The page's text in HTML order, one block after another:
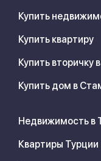
Купить
Купить квартиру
Купить вторичку
Купить дом в
Недвижимость в
Квартиры Турции